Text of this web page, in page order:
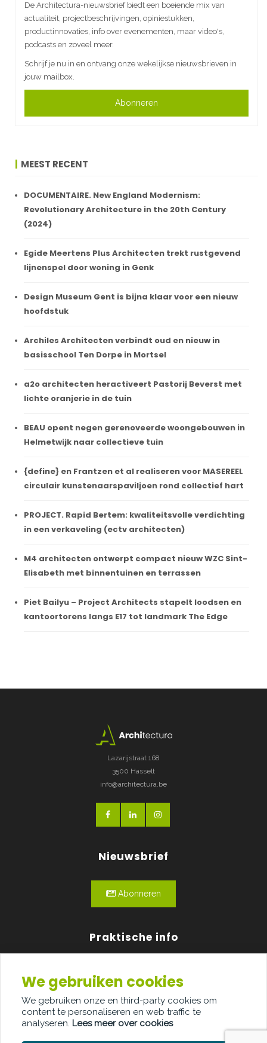
De Architectura-nieuwsbrief biedt een boeiende mix van
actualiteit, projectbeschrijvingen, opiniestukken,
productinnovaties, info over evenementen, maar video's,
podcasts en zoveel meer.
Schrijf je nu in en ontvang onze wekelijkse nieuwsbrieven in
jouw mailbox.
Abonneren
MEEST RECENT
DOCUMENTAIRE. New England Modernism:
Revolutionary Architecture in the 20th Century
(2024)
Egide Meertens Plus Architecten trekt rustgevend
lijnenspel door woning in Genk
Design Museum Gent is bijna klaar voor een nieuw
hoofdstuk
Archiles Architecten verbindt oud en nieuw in
basisschool Ten Dorpe in Mortsel
a2o architecten heractiveert Pastorij Beverst met
lichte oranjerie in de tuin
BEAU opent negen gerenoveerde woongebouwen in
Helmetwijk naar collectieve tuin
{define} en Frantzen et al realiseren voor MASEREEL
circulair kunstenaarspaviljoen rond collectief hart
PROJECT. Rapid Bertem: kwaliteitsvolle verdichting
in een verkaveling (ectv architecten)
M4 architecten ontwerpt compact nieuw WZC Sint-
Elisabeth met binnentuinen en terrassen
Piet Bailyu – Project Architects stapelt loodsen en
kantoortorens langs E17 tot landmark The Edge
Lazarijstraat 168
3500 Hasselt
info@architectura.be
Nieuwsbrief
Abonneren
Praktische info
Over ons
Adverteren
Contact
We gebruiken cookies
We gebruiken onze en third-party cookies om
content te personaliseren en web traffic te
analyseren. Lees meer over cookies